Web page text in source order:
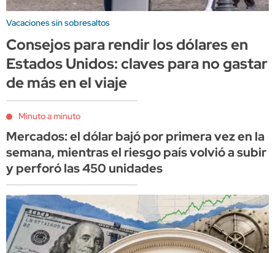
Vacaciones sin sobresaltos
Consejos para rendir los dólares en
Estados Unidos: claves para no gastar
de más en el viaje
Minuto a minuto
Mercados: el dólar bajó por primera vez en la
semana, mientras el riesgo país volvió a subir
y perforó las 450 unidades